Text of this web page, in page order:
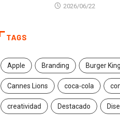
2026/06/22
TAGS
Apple Branding Burger King
Cannes Lions coca-cola
creatividad Destacado